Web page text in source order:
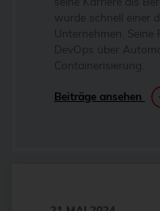
AppArmor
arm
Automatisierung
Automatisierung
wurde schnell einer
Unternehmen.
DevOps über
Containerisierung.
Beiträge ansehen